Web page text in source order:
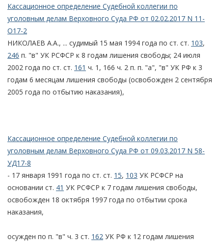
Кассационное определение Судебной коллегии по
уголовным делам Верховного Суда РФ от 02.02.2017 N 11-
О17-2
НИКОЛАЕВ А.А., ... судимый 15 мая 1994 года по ст. ст. 103,
246 п. "в" УК РСФСР к 8 годам лишения свободы; 24 июля
2002 года по ст. ст. 161 ч. 1, 166 ч. 2 п. п. "а", "в" УК РФ к 3
годам 6 месяцам лишения свободы (освобожден 2 сентября
2005 года по отбытию наказания),
Кассационное определение Судебной коллегии по
уголовным делам Верховного Суда РФ от 09.03.2017 N 58-
УД17-8
- 17 января 1991 года по ст. ст. 15, 103 УК РСФСР на
основании ст. 41 УК РСФСР к 7 годам лишения свободы,
освобожден 18 октября 1997 года по отбытии срока
наказания,
осужден по п. "в" ч. 3 ст. 162 УК РФ к 12 годам лишения